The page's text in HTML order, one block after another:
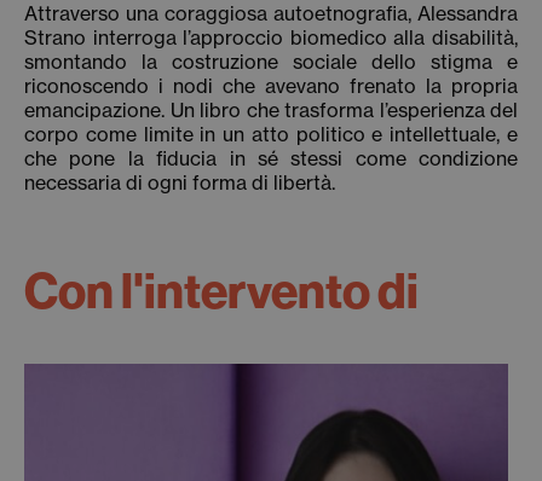
Attraverso una coraggiosa autoetnografia, Alessandra
Strano interroga l’approccio biomedico alla disabilità,
smontando la costruzione sociale dello stigma e
riconoscendo i nodi che avevano frenato la propria
emancipazione. Un libro che trasforma l’esperienza del
corpo come limite in un atto politico e intellettuale, e
che pone la fiducia in sé stessi come condizione
necessaria di ogni forma di libertà.
Con l'intervento di